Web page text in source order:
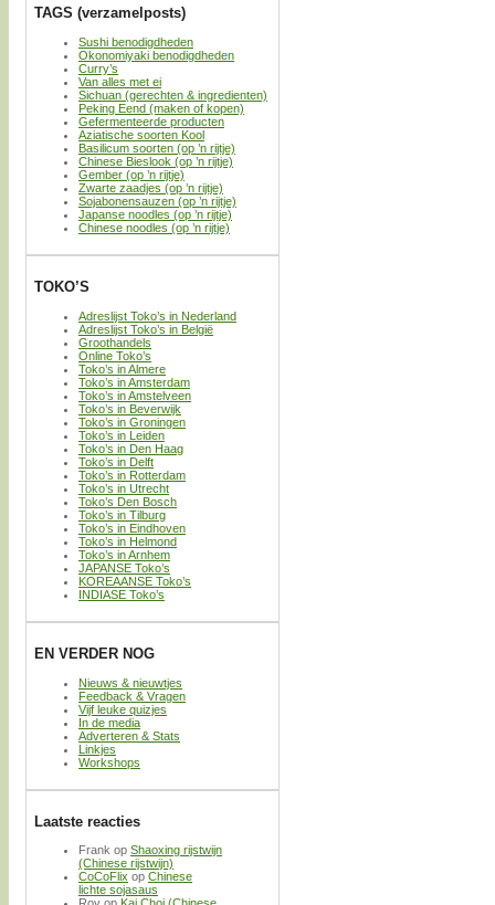
TAGS (verzamelposts)
Sushi benodigdheden
Okonomiyaki benodigdheden
Curry’s
Van alles met ei
Sichuan (gerechten & ingredienten)
Peking Eend (maken of kopen)
Gefermenteerde producten
Aziatische soorten Kool
Basilicum soorten (op ’n rijtje)
Chinese Bieslook (op ’n rijtje)
Gember (op ’n rijtje)
Zwarte zaadjes (op ’n rijtje)
Sojabonensauzen (op ’n rijtje)
Japanse noodles (op ’n rijtje)
Chinese noodles (op ’n rijtje)
TOKO’S
Adreslijst Toko’s in Nederland
Adreslijst Toko’s in België
Groothandels
Online Toko’s
Toko’s in Almere
Toko’s in Amsterdam
Toko’s in Amstelveen
Toko’s in Beverwijk
Toko’s in Groningen
Toko’s in Leiden
Toko’s in Den Haag
Toko’s in Delft
Toko’s in Rotterdam
Toko’s in Utrecht
Toko’s Den Bosch
Toko’s in Tilburg
Toko’s in Eindhoven
Toko’s in Helmond
Toko’s in Arnhem
JAPANSE Toko’s
KOREAANSE Toko’s
INDIASE Toko’s
EN VERDER NOG
Nieuws & nieuwtjes
Feedback & Vragen
Vijf leuke quizjes
In de media
Adverteren & Stats
Linkjes
Workshops
Laatste reacties
Frank op Shaoxing rijstwijn
(Chinese rijstwijn)
CoCoFlix op Chinese
lichte sojasaus